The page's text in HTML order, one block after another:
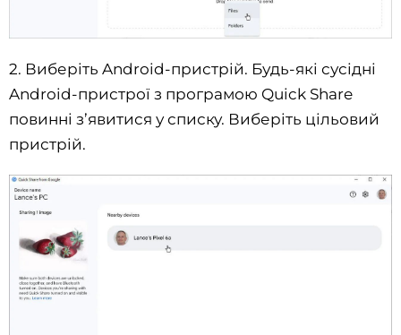
2. Виберіть Android-пристрій. Будь-які сусідні
Android-пристрої з програмою Quick Share
повинні з’явитися у списку. Виберіть цільовий
пристрій.